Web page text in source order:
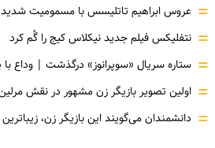
= عروس ابراهیم تاتلیسس با مسمومیت شدید
= نتفلیکس فیلم جدید نیکلاس کیج را گُم کرد
= ستاره سریال «سوپرانوز» درگذشت | وداع
= اولین تصویر بازیگر زن مشهور در نقش
= دانشمندان می‌گویند این بازیگر زن،